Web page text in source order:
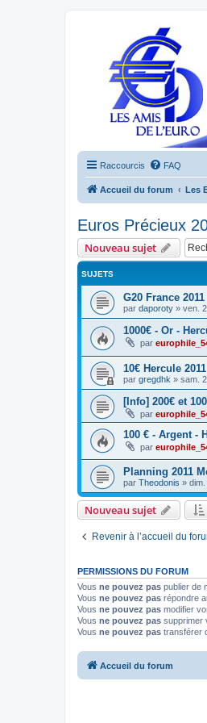
Raccourcis FAQ
Accueil du forum Les
Euros Précieux
Nouveau sujet
SUJETS
G20 France 2011
par daporoty » ven.
1000€ - Or -
par
10€ Hercule 2011
par gregdhk » sam.
[Info] 200€ et
par
100 € - Argent -
par
Planning 2011
par Theodonis »
Nouveau sujet
Revenir à l’accueil du
PERMISSIONS DU FORUM
Vous ne pouvez pas publier de
Vous ne pouvez pas répondre
Vous ne pouvez pas modifier
Vous ne pouvez pas supprimer
Vous ne pouvez pas transférer
Accueil du forum